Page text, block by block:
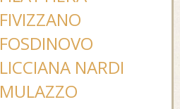
FIVIZZANO
FOSDINOVO
LICCIANA NARDI
MULAZZO